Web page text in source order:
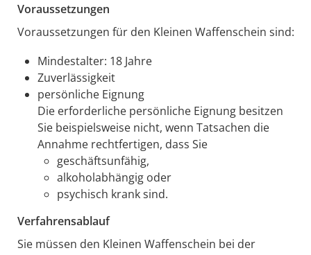
Voraussetzungen
Voraussetzungen für den Kleinen Waffenschein sind:
Mindestalter: 18 Jahre
Zuverlässigkeit
persönliche Eignung
Die erforderliche persönliche Eignung besitzen
Sie beispielsweise nicht, wenn Tatsachen die
Annahme rechtfertigen, dass Sie
geschäftsunfähig,
alkoholabhängig oder
psychisch krank sind.
Verfahrensablauf
Sie müssen den Kleinen Waffenschein bei der